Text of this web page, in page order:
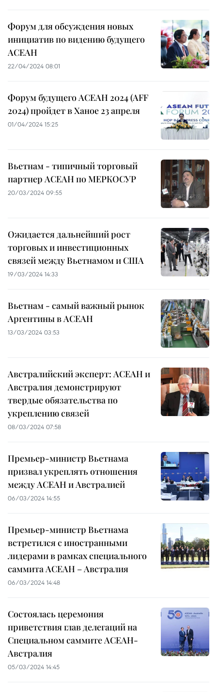
Форум для обсуждения новых
инициатив по видению будущего
АСЕАН
22/04/2024 08:01
Форум будущего АСЕАН 2024 (AFF
2024) пройдет в Ханое 23 апреля
01/04/2024 15:25
Вьетнам - типичный торговый
партнер АСЕАН по МЕРКОСУР
20/03/2024 09:55
Ожидается дальнейший рост
торговых и инвестиционных
связей между Вьетнамом и США
19/03/2024 14:33
Вьетнам - самый важный рынок
Аргентины в АСЕАН
13/03/2024 03:53
Австралийский эксперт: АСЕАН и
Австралия демонстрируют
твердые обязательства по
укреплению связей
08/03/2024 07:58
Премьер-министр Вьетнама
призвал укреплять отношения
между АСЕАН и Австралией
06/03/2024 14:55
Премьер-министр Вьетнама
встретился с иностранными
лидерами в рамках специального
саммита АСЕАН – Австралия
06/03/2024 14:48
Состоялась церемония
приветствия глав делегаций на
Специальном саммите АСЕАН-
Австралия
05/03/2024 14:45